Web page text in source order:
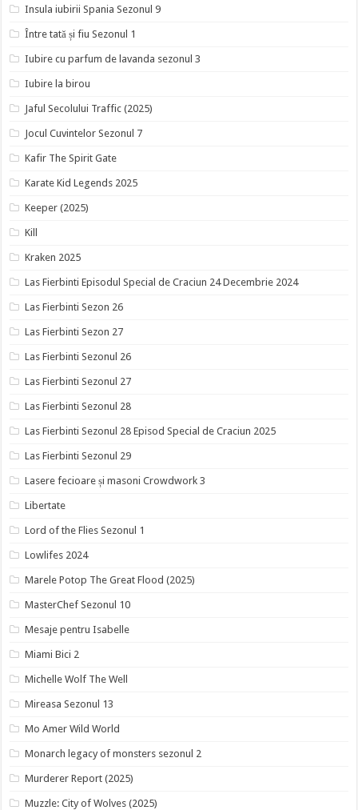
Insula iubirii Spania Sezonul 9
Între tată și fiu Sezonul 1
Iubire cu parfum de lavanda sezonul 3
Iubire la birou
Jaful Secolului Traffic (2025)
Jocul Cuvintelor Sezonul 7
Kafir The Spirit Gate
Karate Kid Legends 2025
Keeper (2025)
Kill
Kraken 2025
Las Fierbinti Episodul Special de Craciun 24 Decembrie 2024
Las Fierbinti Sezon 26
Las Fierbinti Sezon 27
Las Fierbinti Sezonul 26
Las Fierbinti Sezonul 27
Las Fierbinti Sezonul 28
Las Fierbinti Sezonul 28 Episod Special de Craciun 2025
Las Fierbinti Sezonul 29
Lasere fecioare și masoni Crowdwork 3
Libertate
Lord of the Flies Sezonul 1
Lowlifes 2024
Marele Potop The Great Flood (2025)
MasterChef Sezonul 10
Mesaje pentru Isabelle
Miami Bici 2
Michelle Wolf The Well
Mireasa Sezonul 13
Mo Amer Wild World
Monarch legacy of monsters sezonul 2
Murderer Report (2025)
Muzzle: City of Wolves (2025)